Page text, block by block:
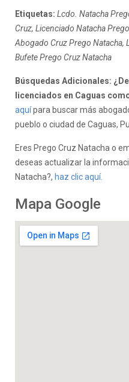
Etiquetas: Lcdo. Natacha
Cruz, Licenciado Natacha
Abogado Cruz Prego Natacha,
Bufete Prego Cruz Natacha
Búsquedas Adicionales:
licenciados en Caguas
aquípara buscar más
pueblo o ciudad de Caguas,
Eres Prego Cruz Natacha o
deseas actualizar la
Natacha?, haz clic aquí.
Mapa Google